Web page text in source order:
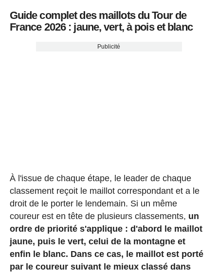
Guide complet des maillots du Tour de
France 2026 : jaune, vert, à pois et blanc
Publicité
À l'issue de chaque étape, le leader de chaque
classement reçoit le maillot correspondant et a le
droit de le porter le lendemain. Si un même
coureur est en tête de plusieurs classements, un
ordre de priorité s'applique : d'abord le maillot
jaune, puis le vert, celui de la montagne et
enfin le blanc. Dans ce cas, le maillot est porté
par le coureur suivant le mieux classé dans